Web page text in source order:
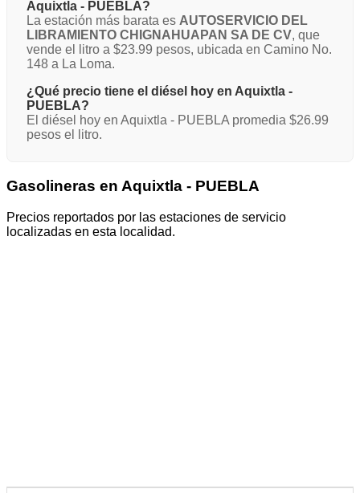
Aquixtla - PUEBLA?
La estación más barata es AUTOSERVICIO DEL
LIBRAMIENTO CHIGNAHUAPAN SA DE CV, que
vende el litro a $23.99 pesos, ubicada en Camino No.
148 a La Loma.
¿Qué precio tiene el diésel hoy en Aquixtla -
PUEBLA?
El diésel hoy en Aquixtla - PUEBLA promedia $26.99
pesos el litro.
Gasolineras en Aquixtla - PUEBLA
Precios reportados por las estaciones de servicio
localizadas en esta localidad.